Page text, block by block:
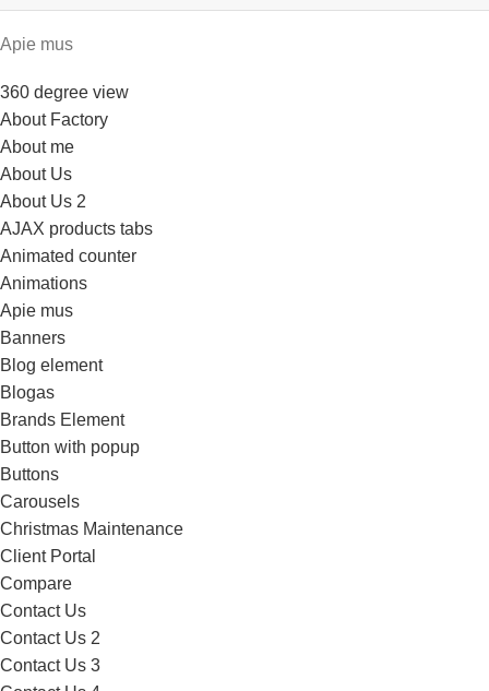
Apie mus
360 degree view
About Factory
About me
About Us
About Us 2
AJAX products tabs
Animated counter
Animations
Apie mus
Banners
Blog element
Blogas
Brands Element
Button with popup
Buttons
Carousels
Christmas Maintenance
Client Portal
Compare
Contact Us
Contact Us 2
Contact Us 3